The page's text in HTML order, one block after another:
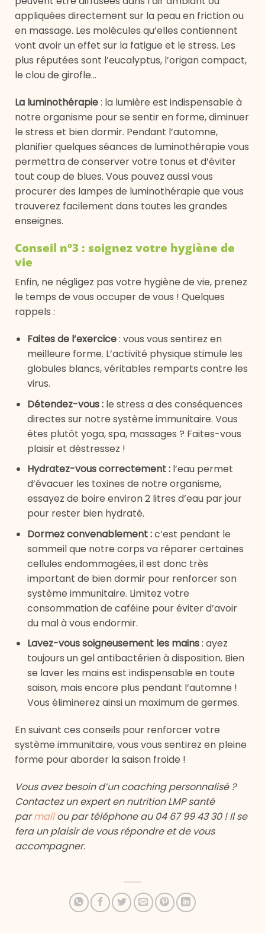
appliquées directement sur la peau en friction ou
en massage. Les molécules qu’elles contiennent
vont avoir un effet sur la fatigue et le stress. Les
plus réputées sont l’eucalyptus, l’origan compact,
le clou de girofle…
La luminothérapie: la lumière est indispensable à
notre organisme pour se sentir en forme, diminuer
le stress et bien dormir. Pendant l’automne,
planifier quelques séances de luminothérapie vous
permettra de conserver votre tonus et d’éviter
tout coup de blues. Vous pouvez aussi vous
procurer des lampes de luminothérapie que vous
trouverez facilement dans toutes les grandes
enseignes.
Conseil n°3 : soignez votre hygiène de
vie
Enfin, ne négligez pas votre hygiène de vie, prenez
le temps de vous occuper de vous ! Quelques
rappels :
Faites de l’exercice: vous vous sentirez en
meilleure forme. L’activité physique stimule les
globules blancs, véritables remparts contre les
virus.
Détendez-vous :le stress a des conséquences
directes sur notre système immunitaire. Vous
êtes plutôt yoga, spa, massages ? Faites-vous
plaisir et déstressez !
Hydratez-vous correctement :l’eau permet
d’évacuer les toxines de notre organisme,
essayez de boire environ 2 litres d’eau par jour
pour rester bien hydraté.
Dormez convenablement :c’est pendant le
sommeil que notre corps va réparer certaines
cellules endommagées, il est donc très
important de bien dormir pour renforcer son
système immunitaire. Limitez votre
consommation de caféine pour éviter d’avoir
du mal à vous endormir.
Lavez-vous soigneusement les mains: ayez
toujours un gel antibactérien à disposition. Bien
se laver les mains est indispensable en toute
saison, mais encore plus pendant l’automne !
Vous éliminerez ainsi un maximum de germes.
En suivant ces conseils pour renforcer votre
système immunitaire, vous vous sentirez en pleine
forme pour aborder la saison froide !
Vous avez besoin d’un coaching personnalisé ?
Contactez un expert en nutrition LMP santé
parmailou par téléphone au 04 67 99 43 30 ! Il se
fera un plaisir de vous répondre et de vous
accompagner.